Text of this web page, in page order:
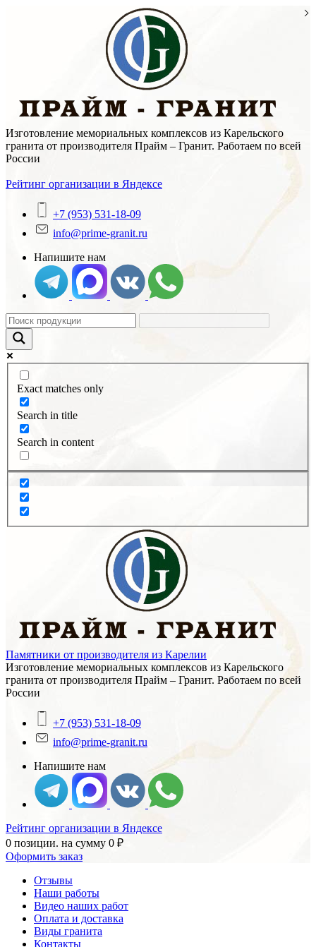
Изготовление мемориальных комплексов из Карельского
гранита от производителя Прайм – Гранит. Работаем по всей
России
Рейтинг организации в Яндексе
+7 (953) 531-18-09
info@prime-granit.ru
Напишите нам
Exact matches only
Search in title
Search in content
Памятники от производителя из Карелии
Изготовление мемориальных комплексов из Карельского
гранита от производителя Прайм – Гранит. Работаем по всей
России
+7 (953) 531-18-09
info@prime-granit.ru
Напишите нам
Рейтинг организации в Яндексе
0 позиции. на сумму 0 ₽
Оформить заказ
Отзывы
Наши работы
Видео наших работ
Оплата и доставка
Виды гранита
Контакты